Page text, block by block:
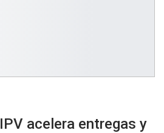
acelera entregas y